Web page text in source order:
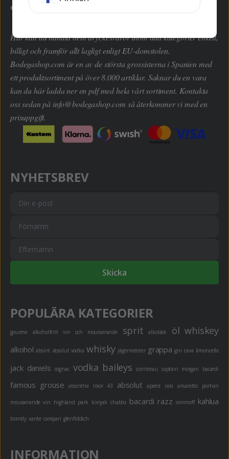
Här kan du handla hem dryckesvaror inom alla kategorier enkelt,
billigt och framför allt lagligt enligt EU-domstolen.
Bodegashop.com är en av de största grossisterna i Spanien med
ett produktsortiment på över 8.000 artiklar. Saknar du en vara
kan du här ladda ner en pdf med hela vårt sortiment. Kontakta
oss sedan på info@bodegashop.com så återkommer vi med en
prisuppgift.
NYHETSBREV
Skicka
POPULÄRA KATEGORIER
gourme alkoholfritt vin och mousserande sprit alkoläsk öl whiskey
alkohol absint absolut vodka whisky jägermeister grappa gin cava limoncello
jack daniels cognac vodka baileys cointreau captain morgan bacardi
famous grouse absinthe likör 43 absolut aperol raki amaretto portvin
mousserande vin highland park konjak chablis bacardi razz smirnoff kahlua
brandy xante campari glenfiddich
INFORMATION